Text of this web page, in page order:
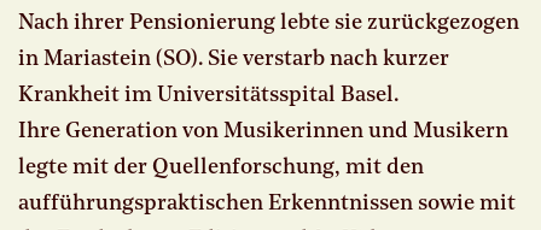
Nach ihrer Pensionierung lebte sie zurückgezogen
in Mariastein (SO). Sie verstarb nach kurzer
Krankheit im Universitätsspital Basel.
Ihre Generation von Musikerinnen und Musikern
legte mit der Quellenforschung, mit den
aufführungspraktischen Erkenntnissen sowie mit